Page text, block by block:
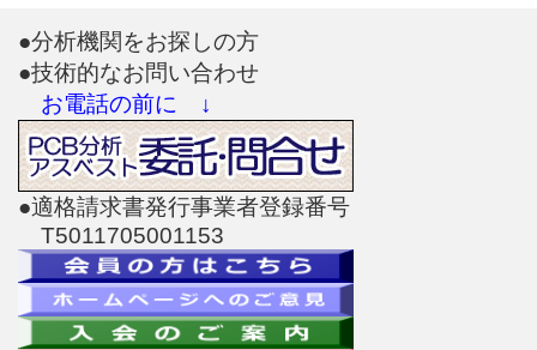
●分析機関をお探しの方
●技術的なお問い合わせ
お電話の前に ↓
●適格請求書発行事業者登録番号
T5011705001153